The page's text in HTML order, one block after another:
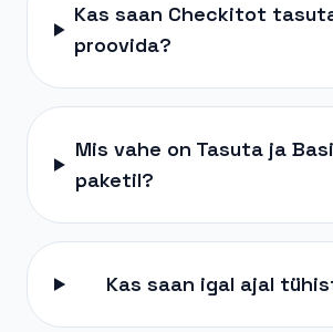
Kas saan Checkitot
proovida?
Mis vahe on Tasuta ja
paketil?
Kas saan igal ajal